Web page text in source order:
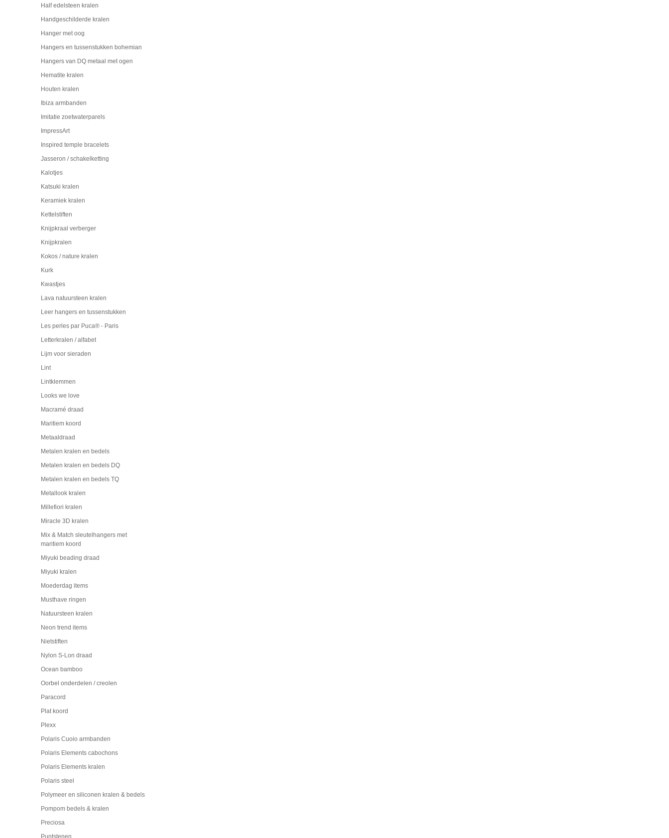
Half edelsteen kralen
Handgeschilderde kralen
Hanger met oog
Hangers en tussenstukken bohemian
Hangers van DQ metaal met ogen
Hematite kralen
Houten kralen
Ibiza armbanden
Imitatie zoetwaterparels
ImpressArt
Inspired temple bracelets
Jasseron / schakelketting
Kalotjes
Katsuki kralen
Keramiek kralen
Kettelstiften
Knijpkraal verberger
Knijpkralen
Kokos / nature kralen
Kurk
Kwastjes
Lava natuursteen kralen
Leer hangers en tussenstukken
Les perles par Puca® - Paris
Letterkralen / alfabet
Lijm voor sieraden
Lint
Lintklemmen
Looks we love
Macramé draad
Maritiem koord
Metaaldraad
Metalen kralen en bedels
Metalen kralen en bedels DQ
Metalen kralen en bedels TQ
Metallook kralen
Millefiori kralen
Miracle 3D kralen
Mix & Match sleutelhangers met
maritiem koord
Miyuki beading draad
Miyuki kralen
Moederdag items
Musthave ringen
Natuursteen kralen
Neon trend items
Nietstiften
Nylon S-Lon draad
Ocean bamboo
Oorbel onderdelen / creolen
Paracord
Plat koord
Plexx
Polaris Cuoio armbanden
Polaris Elements cabochons
Polaris Elements kralen
Polaris steel
Polymeer en siliconen kralen & bedels
Pompom bedels & kralen
Preciosa
Puntstenen